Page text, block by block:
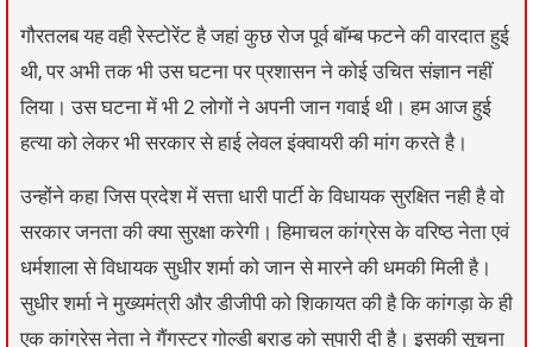
गौरतलब यह वही रेस्टोरेंट है जहां कुछ रोज पूर्व बॉम्ब फटने की वारदात हुई
थी, पर अभी तक भी उस घटना पर प्रशासन ने कोई उचित संज्ञान नहीं
लिया। उस घटना में भी 2 लोगों ने अपनी जान गवाई थी। हम आज हुई
हत्या को लेकर भी सरकार से हाई लेवल इंक्वायरी की मांग करते है।
उन्होंने कहा जिस प्रदेश में सत्ता धारी पार्टी के विधायक सुरक्षित नही है वो
सरकार जनता की क्या सुरक्षा करेगी। हिमाचल कांग्रेस के वरिष्ठ नेता एवं
धर्मशाला से विधायक सुधीर शर्मा को जान से मारने की धमकी मिली है।
सुधीर शर्मा ने मुख्यमंत्री और डीजीपी को शिकायत की है कि कांगड़ा के ही
एक कांग्रेस नेता ने गैंगस्टर गोल्डी बराड़ को सुपारी दी है। इसकी सूचना